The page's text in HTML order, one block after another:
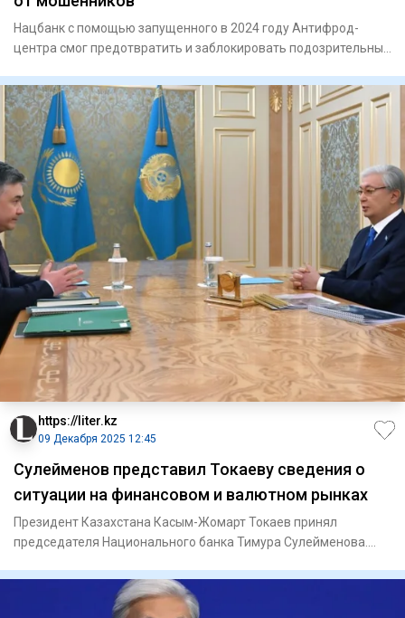
Нацбанк с помощью запущенного в 2024 году Антифрод-
центра смог предотвратить и заблокировать подозрительные
https://liter.kz
09 Декабря 2025 12:45
Сулейменов представил Токаеву сведения о
ситуации на финансовом и валютном рынках
Президент Казахстана Касым-Жомарт Токаев принял
председателя Национального банка Тимура Сулейменова.